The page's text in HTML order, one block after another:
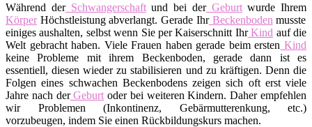
Während derSchwangerschaftund bei derGeburtwurde Ihrem
KörperHöchstleistung abverlangt. Gerade IhrBeckenboden musste
einiges aushalten, selbst wenn Sie per Kaiserschnitt IhrKind auf die
Welt gebracht haben. Viele Frauen haben gerade beim ersten Kind
keine Probleme mit ihrem Beckenboden, gerade dann ist es
essentiell, diesen wieder zu stabilisieren und zu kräftigen. Denn die
Folgen eines schwachen Beckenbodens zeigen sich oft erst viele
Jahre nach derGeburt oder bei weiteren Kindern. Daher empfehlen
wir Problemen (Inkontinenz, Gebärmutterenkung, etc.)
vorzubeugen, indem Sie einen Rückbildungskurs machen.